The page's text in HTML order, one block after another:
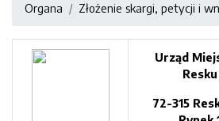
Organa Złożenie skargi, petycji i
Urząd
Resku
72-315